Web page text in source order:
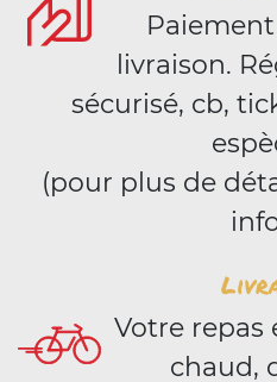
livraison.
sécurisé, cb,
(pour plus de
Votre repas
chaud,